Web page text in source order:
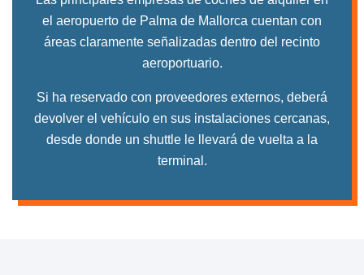
el aeropuerto de Palma de Mallorca cuentan con
áreas claramente señalizadas dentro del recinto
aeroportuario.
Si ha reservado con proveedores externos, deberá
devolver el vehículo en sus instalaciones cercanas,
desde donde un shuttle le llevará de vuelta a la
terminal.